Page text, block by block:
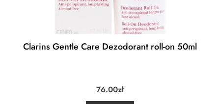
Clarins Gentle Care Dezodorant roll-on 50ml
76.00zł